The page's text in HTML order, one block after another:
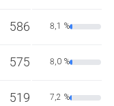
586 8,1 %
575 8,0 %
519 7,2 %